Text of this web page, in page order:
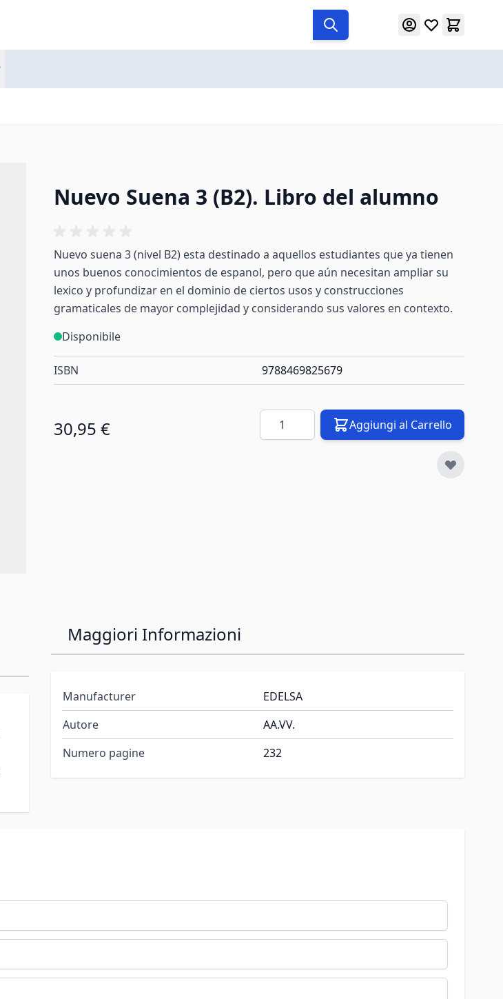
Nuevo Suena 3 (B2). Libro del alumno
Nuevo suena 3 (nivel B2) esta destinado a aquellos estudiantes que ya tienen
unos buenos conocimientos de espanol, pero que aún necesitan ampliar su
lexico y profundizar en el dominio de ciertos usos y construcciones
gramaticales de mayor complejidad y considerando sus valores en contexto.
Disponibile
ISBN 9788469825679
30,95 € Quantità Aggiungi al Carrello
Maggiori Informazioni
Manufacturer
EDELSA
Autore
AA.VV.
Numero pagine
232